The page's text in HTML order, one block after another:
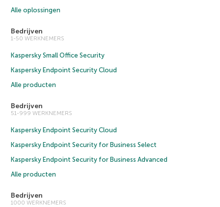
Alle oplossingen
Bedrijven
1-50 WERKNEMERS
Kaspersky Small Office Security
Kaspersky Endpoint Security Cloud
Alle producten
Bedrijven
51-999 WERKNEMERS
Kaspersky Endpoint Security Cloud
Kaspersky Endpoint Security for Business Select
Kaspersky Endpoint Security for Business Advanced
Alle producten
Bedrijven
1000 WERKNEMERS